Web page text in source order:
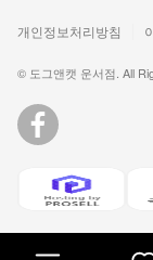
개인정보처리방침
© 도그앤캣 운서점. All